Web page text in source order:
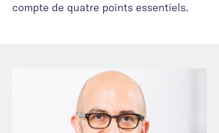
compte de quatre points essentiels.